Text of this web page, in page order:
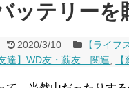
ッテリーを
2020/3/10 【ライフ
友達】WD友・薪友 関連